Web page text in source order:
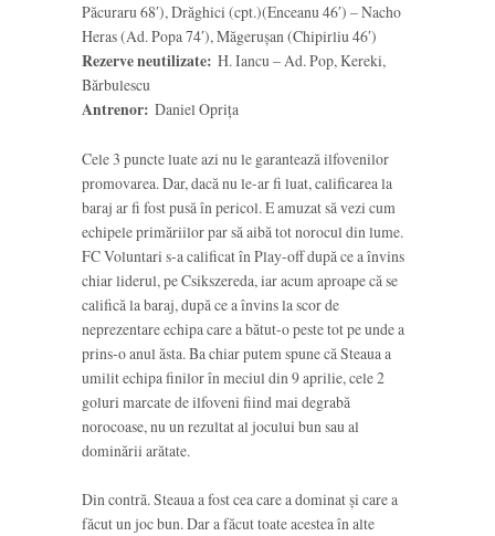
Păcuraru 68′), Drăghici (cpt.)(Enceanu 46′) – Nacho
Heras (Ad. Popa 74′), Măgerușan (Chipirliu 46′)
Rezerve neutilizate: H. Iancu – Ad. Pop, Kereki,
Bărbulescu
Antrenor: Daniel Oprița
Cele 3 puncte luate azi nu le garantează ilfovenilor
promovarea. Dar, dacă nu le-ar fi luat, calificarea la
baraj ar fi fost pusă în pericol. E amuzat să vezi cum
echipele primăriilor par să aibă tot norocul din lume.
FC Voluntari s-a calificat în Play-off după ce a învins
chiar liderul, pe Csikszereda, iar acum aproape că se
califică la baraj, după ce a învins la scor de
neprezentare echipa care a bătut-o peste tot pe unde a
prins-o anul ăsta. Ba chiar putem spune că Steaua a
umilit echipa finilor în meciul din 9 aprilie, cele 2
goluri marcate de ilfoveni fiind mai degrabă
norocoase, nu un rezultat al jocului bun sau al
dominării arătate.
Din contră. Steaua a fost cea care a dominat și care a
făcut un joc bun. Dar a făcut toate acestea în alte